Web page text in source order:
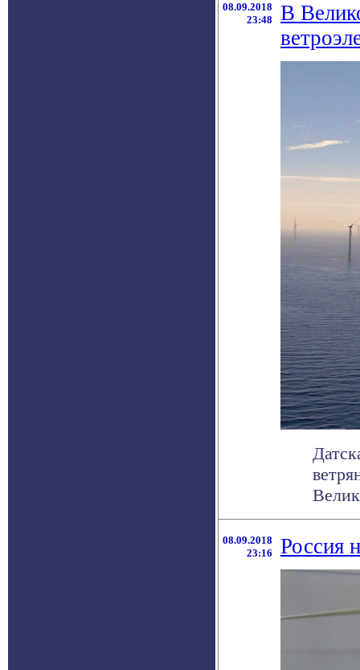
08.09.2018
23:48
В
08.09.2018
23:16
Россия